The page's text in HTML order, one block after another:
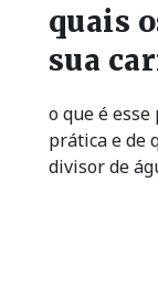
quais
sua
o que é
prática e de
divisor de